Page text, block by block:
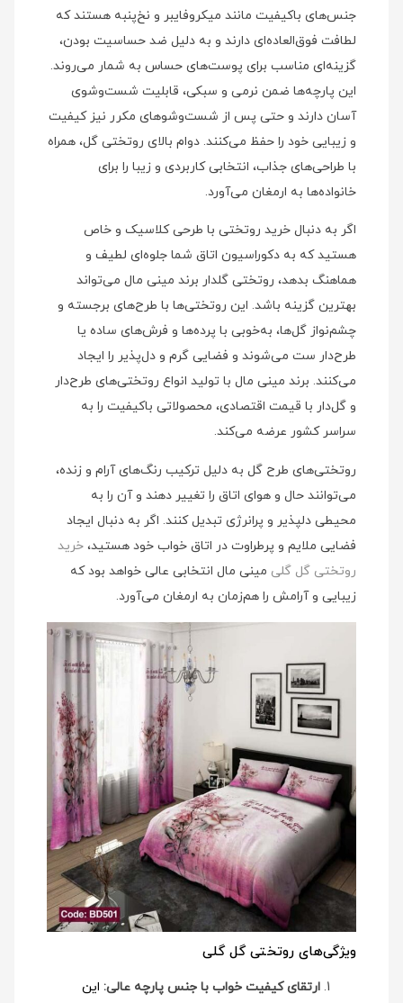
جنس‌های باکیفیت مانند میکروفایبر و نخ‌پنبه هستند که
لطافت فوق‌العاده‌ای دارند و به دلیل ضد حساسیت بودن،
گزینه‌ای مناسب برای پوست‌های حساس به شمار می‌روند.
این پارچه‌ها ضمن نرمی و سبکی، قابلیت شست‌وشوی
آسان دارند و حتی پس از شست‌وشوهای مکرر نیز کیفیت
و زیبایی خود را حفظ می‌کنند. دوام بالای روتختی گل، همراه
با طراحی‌های جذاب، انتخابی کاربردی و زیبا را برای
خانواده‌ها به ارمغان می‌آورد.
اگر به دنبال خرید روتختی با طرحی کلاسیک و خاص
هستید که به دکوراسیون اتاق شما جلوه‌ای لطیف و
هماهنگ بدهد، روتختی گلدار برند مینی‌ مال می‌تواند
بهترین گزینه باشد. این روتختی‌ها با طرح‌های برجسته و
چشم‌نواز گل‌ها، به‌خوبی با پرده‌ها و فرش‌های ساده یا
طرح‌دار ست می‌شوند و فضایی گرم و دل‌پذیر را ایجاد
می‌کنند. برند مینی‌ مال با تولید انواع روتختی‌های طرح‌دار
و گل‌دار با قیمت اقتصادی، محصولاتی باکیفیت را به
سراسر کشور عرضه می‌کند.
روتختی‌های طرح گل به دلیل ترکیب رنگ‌های آرام و زنده،
می‌توانند حال و هوای اتاق را تغییر دهند و آن را به
محیطی دلپذیر و پرانرژی تبدیل کنند. اگر به دنبال ایجاد
فضایی ملایم و پرطراوت در اتاق خواب خود هستید، خرید
روتختی گل گلی مینی‌ مال انتخابی عالی خواهد بود که
زیبایی و آرامش را هم‌زمان به ارمغان می‌آورد.
ویژگی‌های روتختی گل گلی
ارتقای کیفیت خواب با جنس پارچه عالی: این